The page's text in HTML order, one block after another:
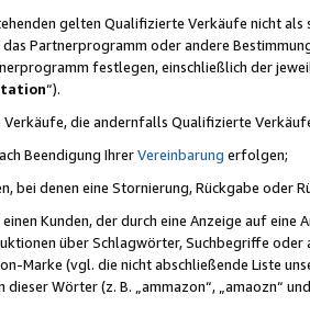
gelten Qualifizierte Verkäufe nicht
Partnerprogramm oder andere
festlegen, einschließlich der
“).
die andernfalls Qualifizierte
Beendigung IhrerVereinbarung erfolgen;
bei denen eine Stornierung, Rückgabe oder
Kunden, der durch eine Anzeige auf
über Schlagwörter, Suchbegriffe
Marke (vgl. die nicht abschließende Liste
Wörter (z. B. „ammazon“, „amaozn“